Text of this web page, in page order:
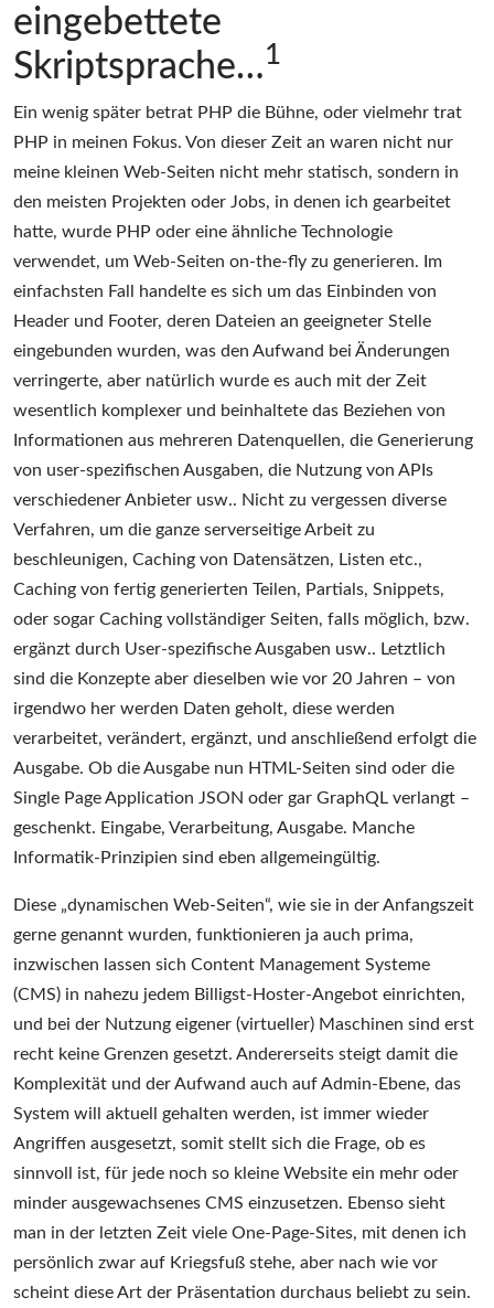
eingebettete
Skriptsprache…1
Ein wenig später betrat PHP die Bühne, oder vielmehr trat
PHP in meinen Fokus. Von dieser Zeit an waren nicht nur
meine kleinen Web-Seiten nicht mehr statisch, sondern in
den meisten Projekten oder Jobs, in denen ich gearbeitet
hatte, wurde PHP oder eine ähnliche Technologie
verwendet, um Web-Seiten on-the-fly zu generieren. Im
einfachsten Fall handelte es sich um das Einbinden von
Header und Footer, deren Dateien an geeigneter Stelle
eingebunden wurden, was den Aufwand bei Änderungen
verringerte, aber natürlich wurde es auch mit der Zeit
wesentlich komplexer und beinhaltete das Beziehen von
Informationen aus mehreren Datenquellen, die Generierung
von user-spezifischen Ausgaben, die Nutzung von APIs
verschiedener Anbieter usw.. Nicht zu vergessen diverse
Verfahren, um die ganze serverseitige Arbeit zu
beschleunigen, Caching von Datensätzen, Listen etc.,
Caching von fertig generierten Teilen, Partials, Snippets,
oder sogar Caching vollständiger Seiten, falls möglich, bzw.
ergänzt durch User-spezifische Ausgaben usw.. Letztlich
sind die Konzepte aber dieselben wie vor 20 Jahren – von
irgendwo her werden Daten geholt, diese werden
verarbeitet, verändert, ergänzt, und anschließend erfolgt die
Ausgabe. Ob die Ausgabe nun HTML-Seiten sind oder die
Single Page Application JSON oder gar GraphQL verlangt –
geschenkt. Eingabe, Verarbeitung, Ausgabe. Manche
Informatik-Prinzipien sind eben allgemeingültig.
Diese „dynamischen Web-Seiten“, wie sie in der Anfangszeit
gerne genannt wurden, funktionieren ja auch prima,
inzwischen lassen sich Content Management Systeme
(CMS) in nahezu jedem Billigst-Hoster-Angebot einrichten,
und bei der Nutzung eigener (virtueller) Maschinen sind erst
recht keine Grenzen gesetzt. Andererseits steigt damit die
Komplexität und der Aufwand auch auf Admin-Ebene, das
System will aktuell gehalten werden, ist immer wieder
Angriffen ausgesetzt, somit stellt sich die Frage, ob es
sinnvoll ist, für jede noch so kleine Website ein mehr oder
minder ausgewachsenes CMS einzusetzen. Ebenso sieht
man in der letzten Zeit viele One-Page-Sites, mit denen ich
persönlich zwar auf Kriegsfuß stehe, aber nach wie vor
scheint diese Art der Präsentation durchaus beliebt zu sein.